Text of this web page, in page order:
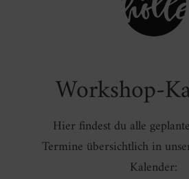
Workshop-
Hier findest du alle
Termine übersichtlich in
Kalender: